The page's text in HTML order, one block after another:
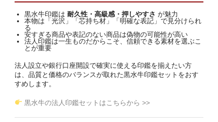
黒水牛印鑑は 耐久性・高級感・押しやすさ が魅力
本物は「光沢」「芯持ち材」「明確な表記」で見分けられ
る
安すぎる商品や表記のない商品は偽物の可能性が高い
法人印鑑は一生ものだからこそ、信頼できる素材を選ぶこ
とが重要
法人設立や銀行口座開設で確実に使える印鑑を揃えたい方
は、品質と価格のバランスが取れた黒水牛印鑑セットをおす
すめします。
黒水牛の法人印鑑セットはこちらから >>